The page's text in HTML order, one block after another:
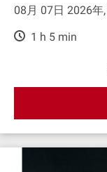
08月 07日 2026年
1 h 5 min